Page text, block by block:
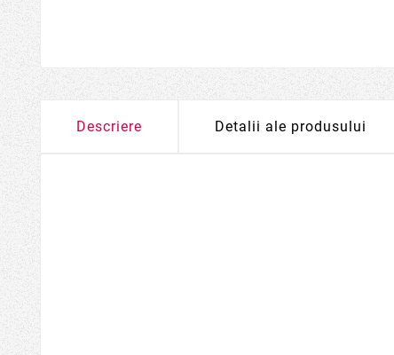
Descriere Detalii ale produsului